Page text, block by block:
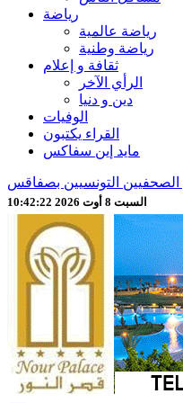
رياضة
رياضة عالمية
رياضة وطنية
ثقافة و إعلام
الرأي الآخر
دين و دنيا
الوفيات
القراء يكتبون
مايد إين سفاكس
التونسيين بصفاقس
السبت 8 أوت 2026 10:42:24